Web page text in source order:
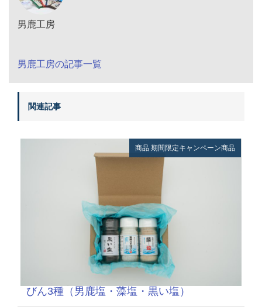
男鹿工房
男鹿工房の記事一覧
関連記事
商品 期間限定キャンペーン商品
びん3種（男鹿塩・藻塩・黒い塩）